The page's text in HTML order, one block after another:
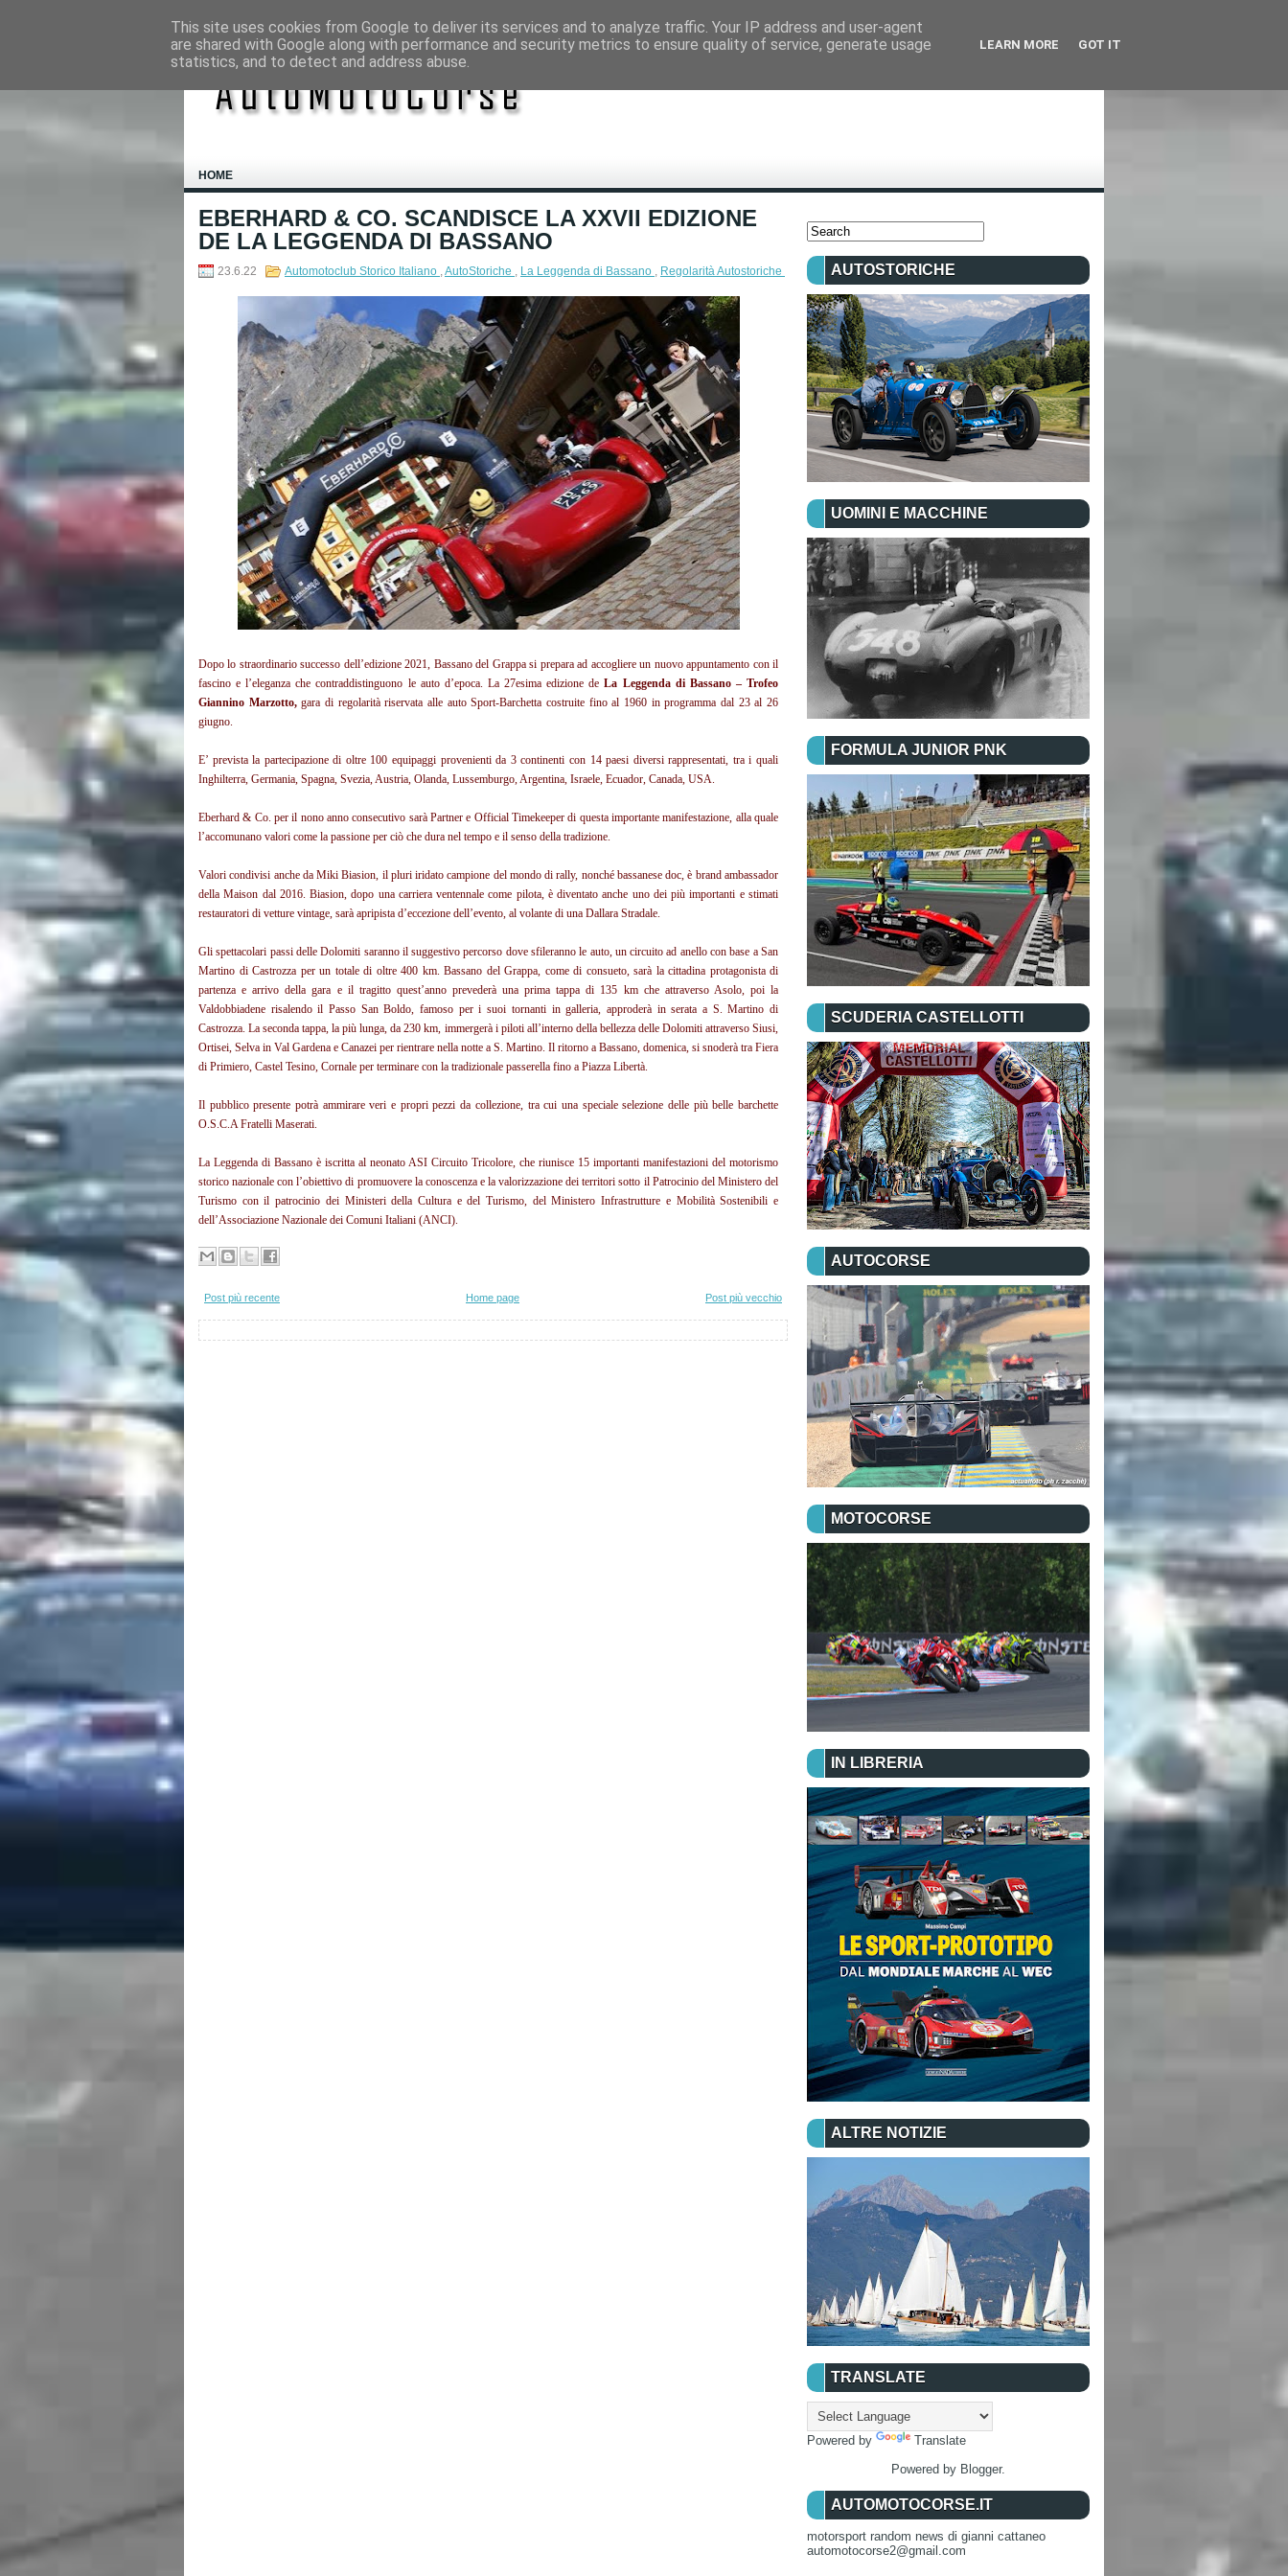
HOME
EBERHARD & CO. SCANDISCE LA XXVII EDIZIONE
DE LA LEGGENDA DI BASSANO
23.6.22 Automotoclub Storico Italiano ,AutoStoriche , La Leggenda di Bassano , Regolarità Autostoriche
Dopo lo straordinario successo dell’edizione 2021, Bassano del Grappa si prepara ad accogliere un nuovo appuntamento con il
fascino e l’eleganza che contraddistinguono le auto d’epoca. La 27esima edizione deLa Leggenda di Bassano – Trofeo
Giannino Marzotto,gara di regolarità riservata alle auto Sport-Barchetta costruite fino al 1960 in programma dal 23 al 26
giugno.
E’ prevista la partecipazione di oltre 100 equipaggi provenienti da 3 continenti con 14 paesi diversi rappresentati, tra i quali
Inghilterra, Germania, Spagna, Svezia, Austria, Olanda, Lussemburgo, Argentina, Israele, Ecuador, Canada, USA.
Eberhard & Co. per il nono anno consecutivo sarà Partner e Official Timekeeper di questa importante manifestazione, alla quale
l’accomunano valori come la passione per ciò che dura nel tempo e il senso della tradizione.
Valori condivisi anche da Miki Biasion, il pluri iridato campione del mondo di rally, nonché bassanese doc, è brand ambassador
della Maison dal 2016.Biasion, dopo una carriera ventennale come pilota, è diventato anche uno dei più importanti e stimati
restauratori di vetture vintage, sarà apripista d’eccezione dell’evento, al volante di una Dallara Stradale.
Gli spettacolari passi delle Dolomiti saranno il suggestivo percorso dove sfileranno le auto, un circuito ad anello con base a San
Martino di Castrozza per un totale di oltre 400 km. Bassano del Grappa, come di consueto, sarà la cittadina protagonista di
partenza e arrivo della gara e il tragitto quest’anno prevederà una prima tappa di 135 km che attraverso Asolo, poi la
Valdobbiadene risalendo il Passo San Boldo, famoso per i suoi tornanti in galleria, approderà in serata a S. Martino di
Castrozza. La seconda tappa, la più lunga, da 230 km, immergerà i piloti all’interno della bellezza delle Dolomiti attraverso Siusi,
Ortisei, Selva in Val Gardena e Canazei per rientrare nella notte a S. Martino. Il ritorno a Bassano, domenica, si snoderà tra Fiera
di Primiero, Castel Tesino, Cornale per terminare con la tradizionale passerella fino a Piazza Libertà.
Il pubblico presente potrà ammirare veri e propri pezzi da collezione, tra cui una speciale selezione delle più belle barchette
O.S.C.A Fratelli Maserati.
La Leggenda di Bassano è iscritta al neonato ASI Circuito Tricolore, che riunisce 15 importanti manifestazioni del motorismo
storico nazionale con l’obiettivo di promuovere la conoscenza e la valorizzazione dei territori sotto il Patrocinio del Ministero del
Turismo con il patrocinio dei Ministeri della Cultura e del Turismo, del Ministero Infrastrutture e Mobilità Sostenibili e
dell’Associazione Nazionale dei Comuni Italiani (ANCI).
Post più recente Post più vecchio
Home page
AUTOSTORICHE
UOMINI E MACCHINE
FORMULA JUNIOR PNK
SCUDERIA CASTELLOTTI
AUTOCORSE
MOTOCORSE
IN LIBRERIA
ALTRE NOTIZIE
TRANSLATE
Powered by
Translate
Powered by Blogger.
AUTOMOTOCORSE.IT
motorsport random news di gianni cattaneo
automotocorse2@gmail.com
This site uses cookies from Google to deliver its services and to analyze traffic. Your IP address and user-agent
are shared with Google along with performance and security metrics to ensure quality of service, generate usage
statistics, and to detect and address abuse.
LEARN MORE GOT IT